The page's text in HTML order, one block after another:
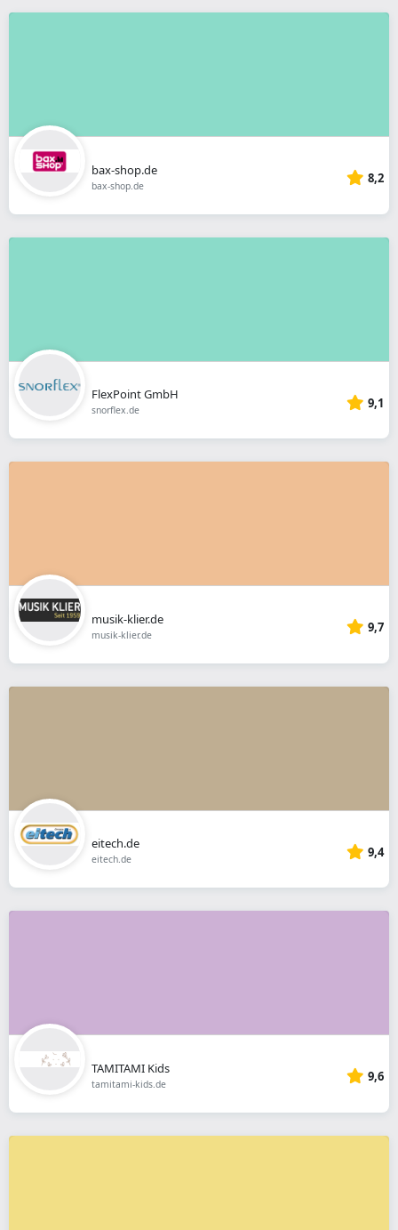
bax-shop.de
bax-shop.de 8,2
FlexPoint GmbH
snorflex.de 9,1
musik-klier.de
musik-klier.de 9,7
eitech.de
eitech.de 9,4
TAMITAMI Kids
tamitami-kids.de 9,6